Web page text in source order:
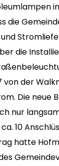
die
die
von der
Die neue
nur
10
hatte